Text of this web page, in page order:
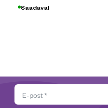
Saadaval